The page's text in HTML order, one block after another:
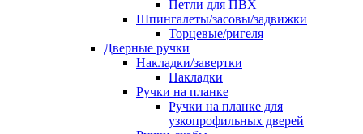
Петли для ПВХ
Шпингалеты/засовы/задвижки
Торцевые/ригеля
Дверные ручки
Накладки/завертки
Накладки
Ручки на планке
Ручки на планке для
узкопрофильных дверей